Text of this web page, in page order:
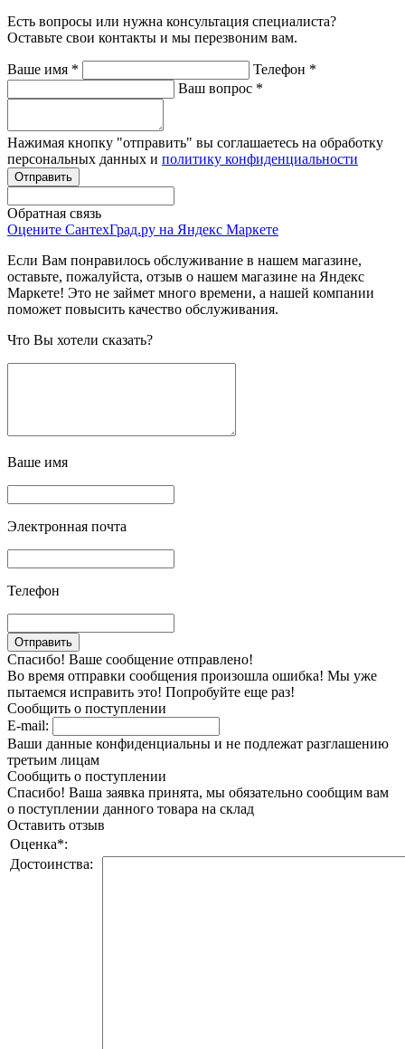
Есть вопросы или нужна консультация специалиста?
Оставьте свои контакты и мы перезвоним вам.
Ваше имя * Телефон *
Ваш вопрос *
Нажимая кнопку "отправить" вы соглашаетесь на обработку
персональных данных и политику конфиденциальности
Обратная связь
Оцените СантехГрад.ру на Яндекс Маркете
Если Вам понравилось обслуживание в нашем магазине,
оставьте, пожалуйста, отзыв о нашем магазине на Яндекс
Маркете! Это не займет много времени, а нашей компании
поможет повысить качество обслуживания.
Что Вы хотели сказать?
Ваше имя
Электронная почта
Телефон
Спасибо! Ваше сообщение отправлено!
Во время отправки сообщения произошла ошибка! Мы уже
пытаемся исправить это! Попробуйте еще раз!
Сообщить о поступлении
E-mail:
Ваши данные конфиденциальны и не подлежат разглашению
третьим лицам
Сообщить о поступлении
Спасибо! Ваша заявка принята, мы обязательно сообщим вам
о поступлении данного товара на склад
Оставить отзыв
Оценка*:
Достоинства: